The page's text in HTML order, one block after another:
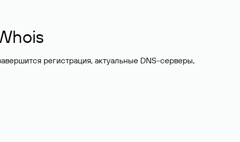
регистрация, актуальные DNS-серверы,